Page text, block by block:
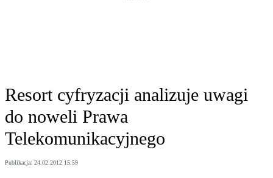
Resort cyfryzacji analizuje uwagi
do noweli Prawa
Telekomunikacyjnego
Publikacja: 24.02.2012 15:59